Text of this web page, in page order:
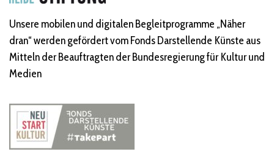
Unsere mobilen und digitalen Begleitprogramme „Näher
dran“ werden gefördert vom Fonds Darstellende Künste aus
Mitteln der Beauftragten der Bundesregierung für Kultur und
Medien